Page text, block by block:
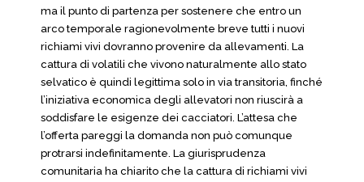
ma il punto di partenza per sostenere che entro un
arco temporale ragionevolmente breve tutti i nuovi
richiami vivi dovranno provenire da allevamenti. La
cattura di volatili che vivono naturalmente allo stato
selvatico è quindi legittima solo in via transitoria, finché
l’iniziativa economica degli allevatori non riuscirà a
soddisfare le esigenze dei cacciatori. L’attesa che
l’offerta pareggi la domanda non può comunque
protrarsi indefinitamente. La giurisprudenza
comunitaria ha chiarito che la cattura di richiami vivi